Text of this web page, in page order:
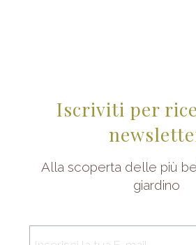
Iscriviti per
Alla scoperta delle più
giardino